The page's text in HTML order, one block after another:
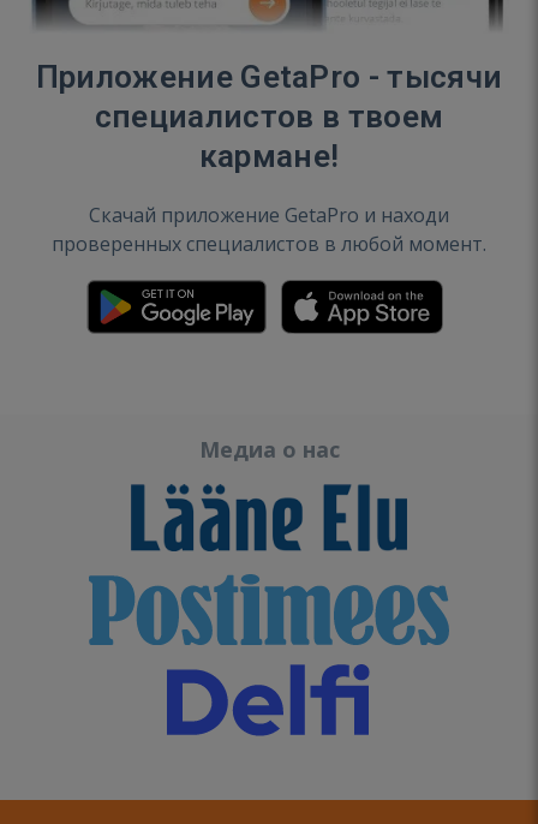
Приложение GetaPro - тысячи
специалистов в твоем
кармане!
Скачай приложение GetaPro и находи
проверенных специалистов в любой момент.
Медиа о нас